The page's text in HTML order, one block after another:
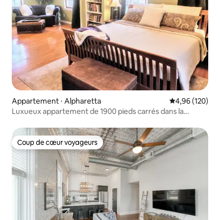
Appartement ⋅ Alpharetta Évaluation
4,96 (120)
Luxueux appartement de 1900 pieds carrés dans la
Coup de cœur voyageurs
Coup de cœur voyageurs